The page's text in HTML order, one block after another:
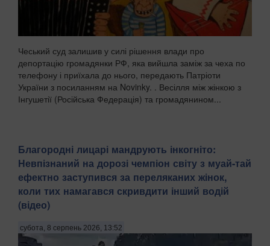
Чеський суд залишив у силі рішення влади про
депортацію громадянки РФ, яка вийшла заміж за чеха по
телефону і приїхала до нього, передають Патріоти
України з посиланням на Novinky. . Весілля між жінкою з
Інгушетії (Російська Федерація) та громадянином...
Благородні лицарі мандрують інкогніто:
Невпізнаний на дорозі чемпіон світу з муай-тай
ефектно заступився за переляканих жінок,
коли тих намагався скривдити інший водій
(відео)
субота, 8 серпень 2026, 13:52